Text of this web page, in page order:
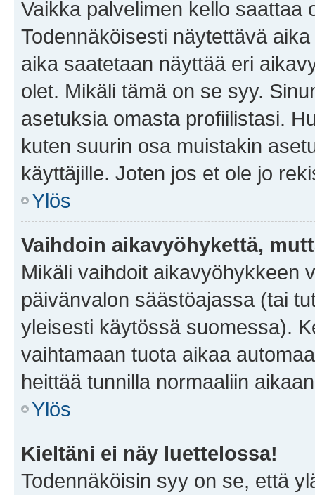
Vaikka palvelimen kello saattaa
Todennäköisesti näytettävä
aika saatetaan näyttää eri
olet. Mikäli tämä on se syy.
asetuksia omasta profiilistasi.
kuten suurin osa muistakin
käyttäjille. Joten jos et ole jo
Ylös
Vaihdoin aikavyöhykettä,
Mikäli vaihdoit aikavyöhykkeen
päivänvalon säästöajassa (tai
yleisesti käytössä suomessa).
vaihtamaan tuota aikaa
heittää tunnilla normaaliin
Ylös
Kieltäni ei näy luettelossa!
Todennäköisin syy on se, että